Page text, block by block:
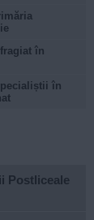
în
în
Postliceale